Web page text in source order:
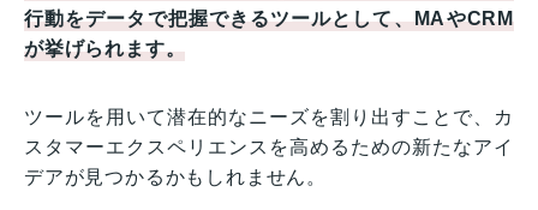
行動をデータで把握できるツールとして、MAやCRM
が挙げられます。
ツールを用いて潜在的なニーズを割り出すことで、カ
スタマーエクスペリエンスを高めるための新たなアイ
デアが見つかるかもしれません。